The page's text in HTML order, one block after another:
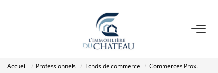
VENTE
Accueil Professionnels Fonds de commerce
Commerces Prox.